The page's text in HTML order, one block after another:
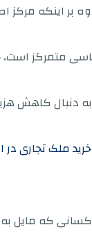
اینکه مرکز
متمرکز
به دنبال کاهش
ملک تجاری در
که مایل